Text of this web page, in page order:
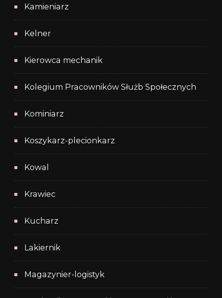
Kamieniarz
Kelner
Kierowca mechanik
Kolegium Pracowników Służb Społecznych
Kominiarz
Koszykarz-plecionkarz
Kowal
Krawiec
Kucharz
Lakiernik
Magazynier-logistyk